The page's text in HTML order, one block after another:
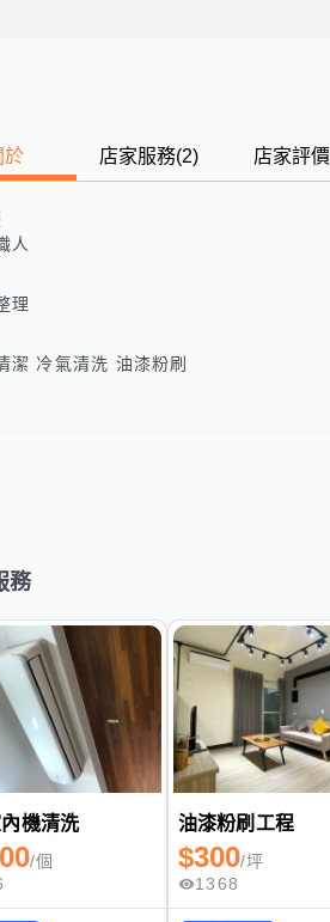
於 店家服務(2) 店家評價
人
理
務
機清洗
/個
油漆粉刷工程
$300/坪
1368